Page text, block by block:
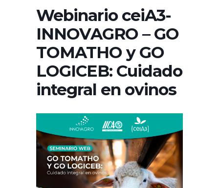
Webinario ceiA3-
INNOVAGRO – GO
TOMATHO y GO
LOGICEB: Cuidado
integral en ovinos